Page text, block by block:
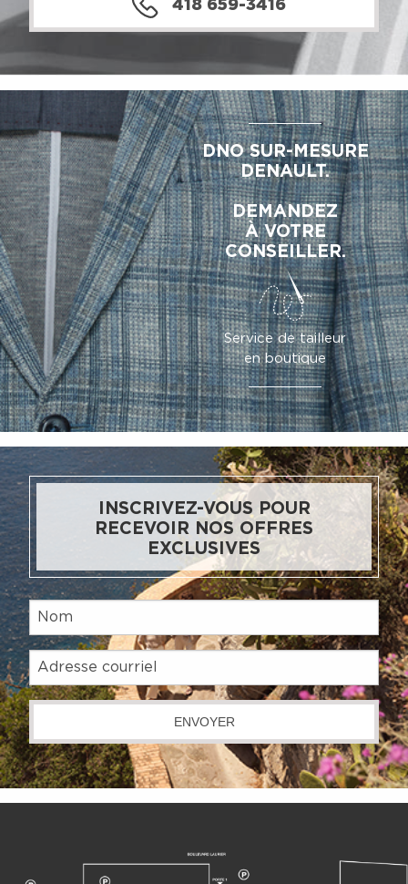
418 659-3416
DNO SUR-MESURE
DENAULT.
DEMANDEZ
À VOTRE
CONSEILLER.
Service de tailleur
en boutique
INSCRIVEZ-VOUS POUR
RECEVOIR NOS OFFRES
EXCLUSIVES